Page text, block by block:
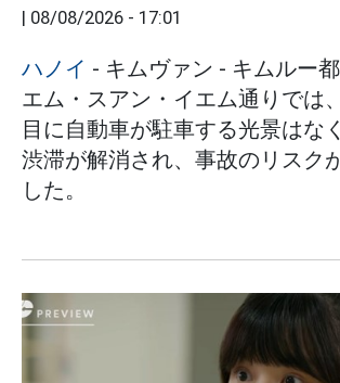
08/08/2026 - 17:01
ハノイ - キムヴァン - キムルー
エム・スアン・イエム通りでは
目に自動車が駐車する光景はな
渋滞が解消され、事故のリスク
した。